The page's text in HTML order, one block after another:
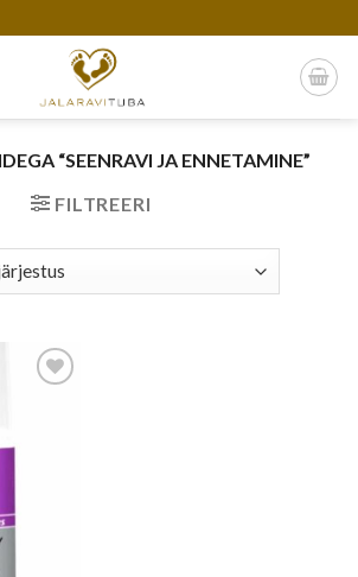
“SEENRAVI JA ENNETAMINE”
FILTREERI